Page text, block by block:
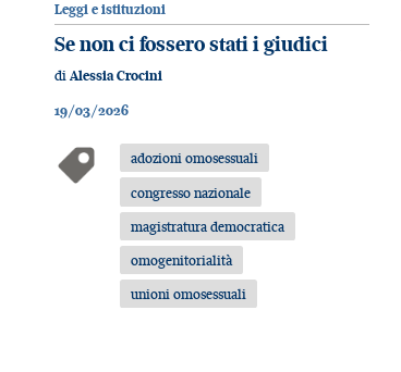
Leggi e istituzioni
Se non ci fossero stati i giudici
di Alessia Crocini
19/03/2026
adozioni omosessuali
congresso nazionale
magistratura democratica
omogenitorialità
unioni omosessuali